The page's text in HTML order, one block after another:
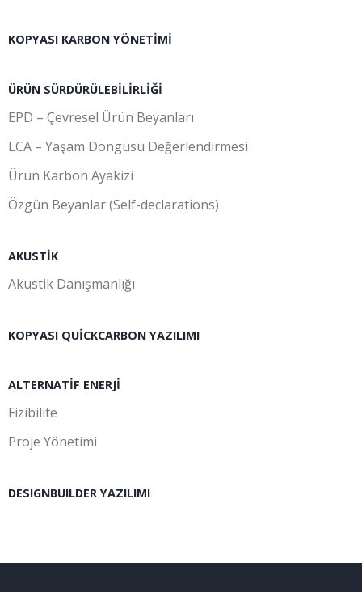
KOPYASI KARBON YÖNETIMI
ÜRÜN SÜRDÜRÜLEBILIRLIĞI
EPD – Çevresel Ürün Beyanları
LCA – Yaşam Döngüsü Değerlendirmesi
Ürün Karbon Ayakizi
Özgün Beyanlar (Self-declarations)
AKUSTIK
Akustik Danışmanlığı
KOPYASI QUICKCARBON YAZILIMI
ALTERNATIF ENERJI
Fizibilite
Proje Yönetimi
DESIGNBUILDER YAZILIMI